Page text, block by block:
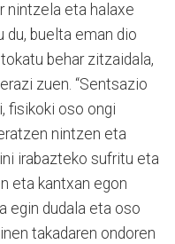
nintzela eta halaxe
du, buelta eman dio
behar zitzaidala,
zuen. “Sentsazio
fisikoki oso ongi
nintzen eta
irabazteko sufritu eta
eta kantxan egon
egin dudala eta oso
takadaren ondoren